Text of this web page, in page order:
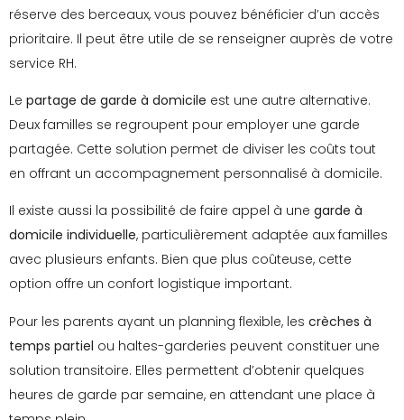
réserve des berceaux, vous pouvez bénéficier d’un accès
prioritaire. Il peut être utile de se renseigner auprès de votre
service RH.
Le partage de garde à domicile est une autre alternative.
Deux familles se regroupent pour employer une garde
partagée. Cette solution permet de diviser les coûts tout
en offrant un accompagnement personnalisé à domicile.
Il existe aussi la possibilité de faire appel à une garde à
domicile individuelle, particulièrement adaptée aux familles
avec plusieurs enfants. Bien que plus coûteuse, cette
option offre un confort logistique important.
Pour les parents ayant un planning flexible, les crèches à
temps partiel ou haltes-garderies peuvent constituer une
solution transitoire. Elles permettent d’obtenir quelques
heures de garde par semaine, en attendant une place à